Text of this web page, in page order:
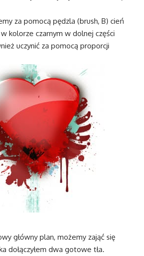
za pomocą pędzla (brush, B) cień
kolorze czarnym w dolnej części
uczynić za pomocą proporcji
główny plan, możemy zająć się
dołączyłem dwa gotowe tła.